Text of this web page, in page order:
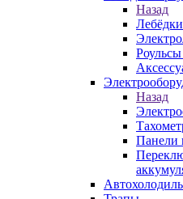
Назад
Назад
Панели